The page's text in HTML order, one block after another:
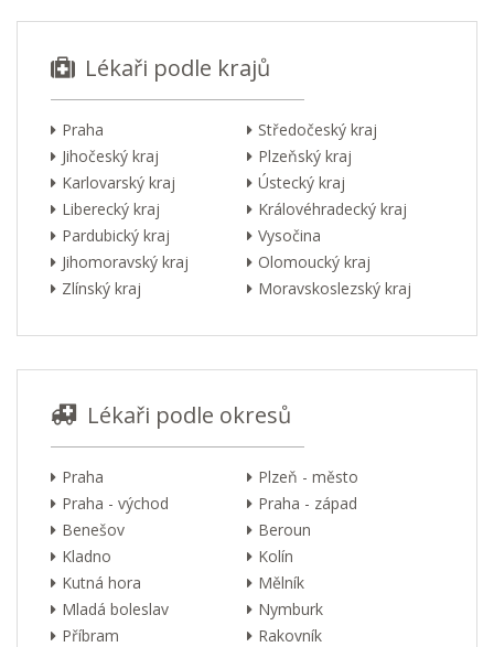
Lékaři podle krajů
Praha
Středočeský kraj
Jihočeský kraj
Plzeňský kraj
Karlovarský kraj
Ústecký kraj
Liberecký kraj
Královéhradecký kraj
Pardubický kraj
Vysočina
Jihomoravský kraj
Olomoucký kraj
Zlínský kraj
Moravskoslezský kraj
Lékaři podle okresů
Praha
Plzeň - město
Praha - východ
Praha - západ
Benešov
Beroun
Kladno
Kolín
Kutná hora
Mělník
Mladá boleslav
Nymburk
Příbram
Rakovník